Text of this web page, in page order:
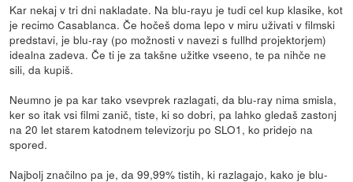
Kar nekaj v tri dni nakladate. Na blu-rayu je tudi cel kup klasike, kot
je recimo Casablanca. Če hočeš doma lepo v miru uživati v filmski
predstavi, je blu-ray (po možnosti v navezi s fullhd projektorjem)
idealna zadeva. Če ti je za takšne užitke vseeno, te pa nihče ne
sili, da kupiš.
Neumno je pa kar tako vsevprek razlagati, da blu-ray nima smisla,
ker so itak vsi filmi zanič, tiste, ki so dobri, pa lahko gledaš zastonj
na 20 let starem katodnem televizorju po SLO1, ko pridejo na
spored.
Najbolj značilno pa je, da 99,99% tistih, ki razlagajo, kako je blu-